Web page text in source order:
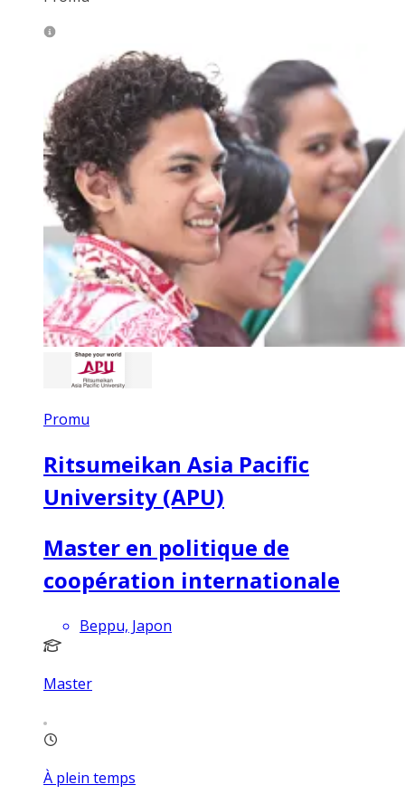
Promu
Ritsumeikan Asia Pacific
University (APU)
Master en politique de
coopération internationale
Beppu, Japon
Master
À plein temps